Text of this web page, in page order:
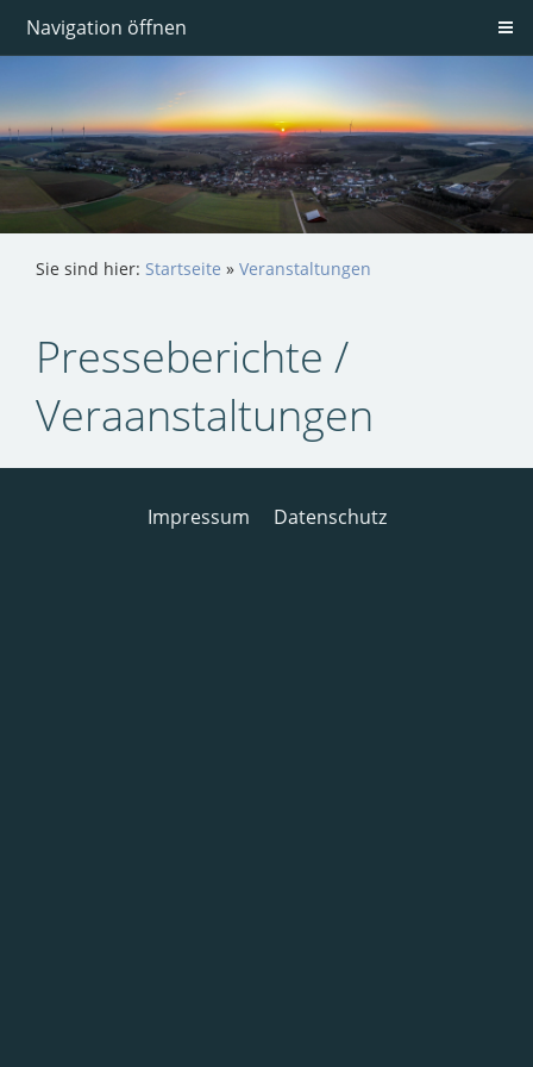
Navigation öffnen
Sie sind hier: Startseite » Veranstaltungen
Presseberichte /
Veraanstaltungen
Impressum Datenschutz